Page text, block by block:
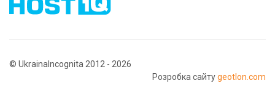
© UkrainaIncognita 2012 - 2026
Розробка сайтуgeotlon.com